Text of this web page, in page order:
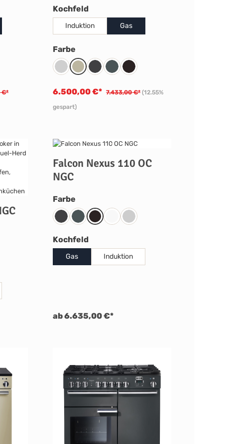
€*
Kochfeldauswählen
Induktion Gas
Farbeauswählen
SteelIvoryCharcoal Black
SlateBlack
6.500,00 €* 7.433,00 €* (12.55%
gespart)
Falcon Nexus 110 OC
NGC
Farbeauswählen
Charcoal Black
SlateBlack Weiß Edelstahl
Kochfeldauswählen
Gas Induktion
ab 6.635,00 €*